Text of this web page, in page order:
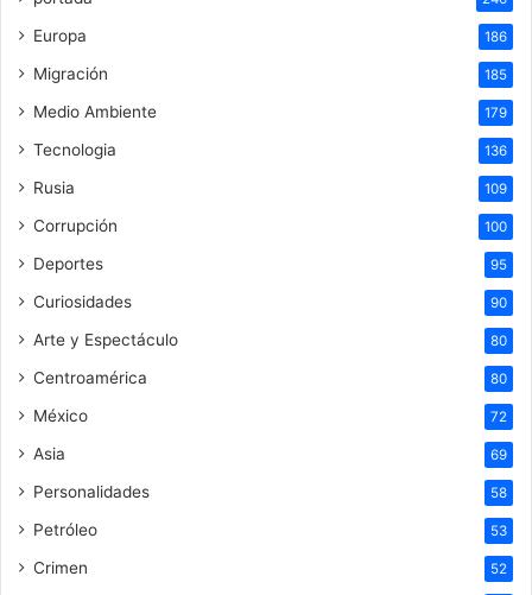
Europa 186
Migración 185
Medio Ambiente 179
Tecnologia 136
Rusia 109
Corrupción 100
Deportes 95
Curiosidades 90
Arte y Espectáculo 80
Centroamérica 80
México 72
Asia 69
Personalidades 58
Petróleo 53
Crimen 52